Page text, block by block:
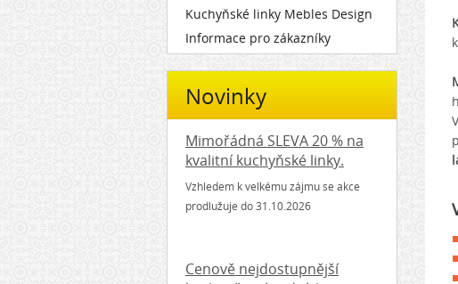
Kuchyňské linky Mebles Design
Informace pro zákazníky
Novinky
Mimořádná SLEVA 20 % na
kvalitní kuchyňské linky.
Vzhledem k velkému zájmu se akce
prodlužuje do 31.10.2026
Cenově nejdostupnější